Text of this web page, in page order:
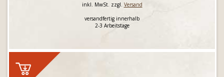
inkl. MwSt. zzgl. Versand
versandfertig innerhalb
2-3 Arbeitstage